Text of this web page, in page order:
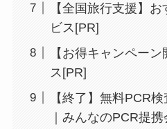
【全国旅行支援】
ビス[PR]
【お得キャンペー
ス[PR]
【終了】無料PCR
｜みんなのPCR提